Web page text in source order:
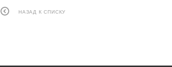
НАЗАД К СПИСКУ